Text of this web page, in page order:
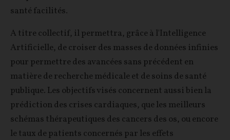
santé facilités.
A titre collectif, il permettra, grâce à l'Intelligence
Artificielle, de croiser des masses de données infinies
pour permettre des avancées sans précédent en
matière de recherche médicale et de soins de santé
publique. Les objectifs visés concernent aussi bien la
prédiction des crises cardiaques, que les meilleurs
schémas thérapeutiques des cancers des os, ou encore
le taux de patients concernés par les effets